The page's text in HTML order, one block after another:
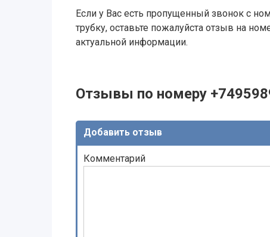
Если у Вас есть пропущенный звонок с
трубку, оставьте пожалуйста отзыв на
актуальной информации.
Отзывы по номеру
Добавить отзыв
Комментарий